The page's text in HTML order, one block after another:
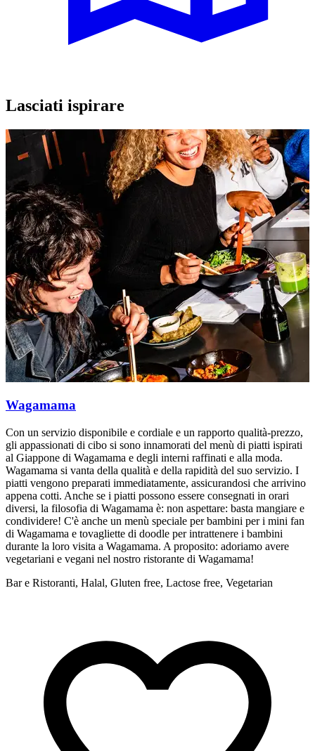
Lasciati ispirare
Wagamama
Con un servizio disponibile e cordiale e un rapporto qualità-prezzo,
gli appassionati di cibo si sono innamorati del menù di piatti ispirati
al Giappone di Wagamama e degli interni raffinati e alla moda.
Wagamama si vanta della qualità e della rapidità del suo servizio. I
piatti vengono preparati immediatamente, assicurandosi che arrivino
appena cotti. Anche se i piatti possono essere consegnati in orari
diversi, la filosofia di Wagamama è: non aspettare: basta mangiare e
condividere! C'è anche un menù speciale per bambini per i mini fan
di Wagamama e tovagliette di doodle per intrattenere i bambini
durante la loro visita a Wagamama. A proposito: adoriamo avere
vegetariani e vegani nel nostro ristorante di Wagamama!
Bar e Ristoranti, Halal, Gluten free, Lactose free, Vegetarian